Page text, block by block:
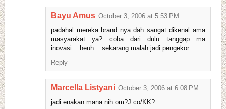
Bayu Amus October 3, 2006 at 5:53 PM
padahal mereka brand nya dah sangat dikenal ama
masyarakat ya? coba dari dulu tanggap ma
inovasi... heuh... sekarang malah jadi pengekor...
Reply
Marcella Listyani October 3, 2006 at 6:08 PM
jadi enakan mana nih om?J.co/KK?